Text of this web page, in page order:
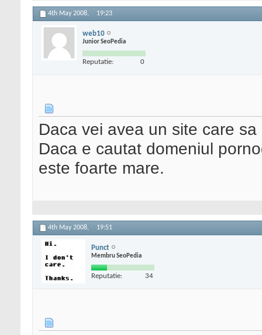
4th May 2008, 19:23
web10
Junior SeoPedia
Reputatie: 0
Daca vei avea un site care
Daca e cautat domeniul
este foarte mare.
4th May 2008, 19:51
Punct
Membru SeoPedia
Reputatie: 34